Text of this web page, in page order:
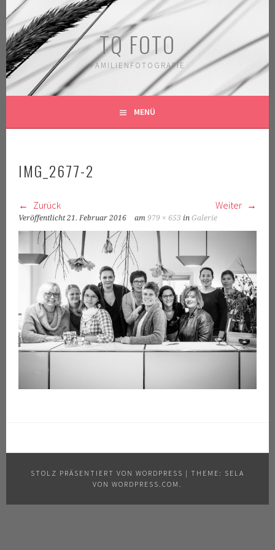
Springe
zum
Inhalt
TQ FOTO
FAMILIENFOTOGRAFIE
MENÜ
IMG_2677-2
Zurück Weiter
Veröffentlicht21. Februar 2016 am979 × 653 inGalerie
STOLZ PRÄSENTIERT VON WORDPRESS | THEME: SELA
VON WORDPRESS.COM .